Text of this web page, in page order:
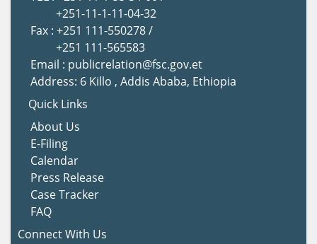
+251-11-1-11-04-32
Fax : +251 111-550278 /
+251 111-565583
Email : publicrelation@fsc.gov.et
Address: 6 Killo , Addis Ababa, Ethiopia
Quick Links
About Us
E-Filing
Calendar
Press Release
Case Tracker
FAQ
Connect With Us